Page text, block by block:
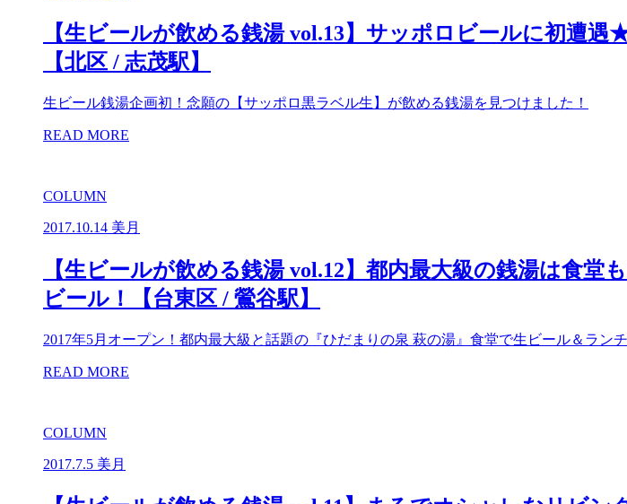
【生ビールが飲める銭湯 vol.13】サッポロビールに初遭
【北区 / 志茂駅】
生ビール銭湯企画初！念願の【サッポロ黒ラベル生】が飲める銭湯を見つけました！
READ MORE
COLUMN
2017.10.14 美月
【生ビールが飲める銭湯 vol.12】都内最大級の銭湯は食
ビール！【台東区 / 鶯谷駅】
2017年5月オープン！都内最大級と話題の『ひだまりの泉 萩の湯』食堂で生ビール＆ラン
READ MORE
COLUMN
2017.7.5 美月